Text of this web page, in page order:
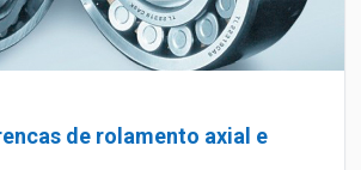
de rolamento axial e